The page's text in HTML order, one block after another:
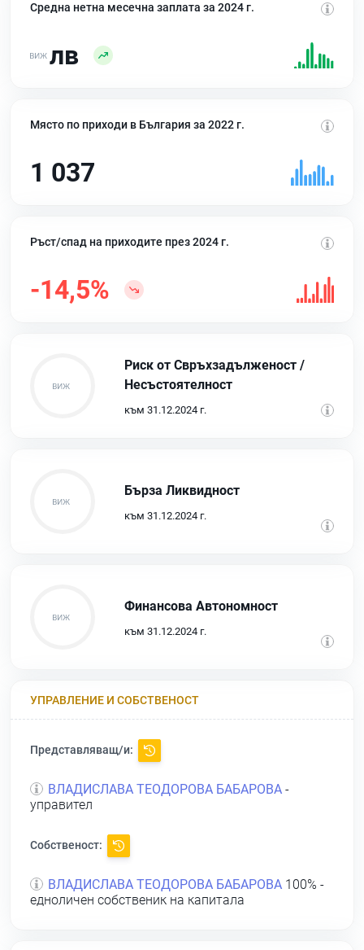
Средна нетна месечна заплата за 2024 г.
лв
Място по приходи в България за 2022 г.
1 037
Ръст/спад на приходите през 2024 г.
-14,5%
Риск от Свръхзадълженост /
Несъстоятелност
към 31.12.2024 г.
Бърза Ликвидност
към 31.12.2024 г.
Финансова Автономност
към 31.12.2024 г.
УПРАВЛЕНИЕ И СОБСТВЕНОСТ
Представляващ/и:
ВЛАДИСЛАВА ТЕОДОРОВА БАБАРОВА -
управител
Собственост:
ВЛАДИСЛАВА ТЕОДОРОВА БАБАРОВА 100% -
едноличен собственик на капитала